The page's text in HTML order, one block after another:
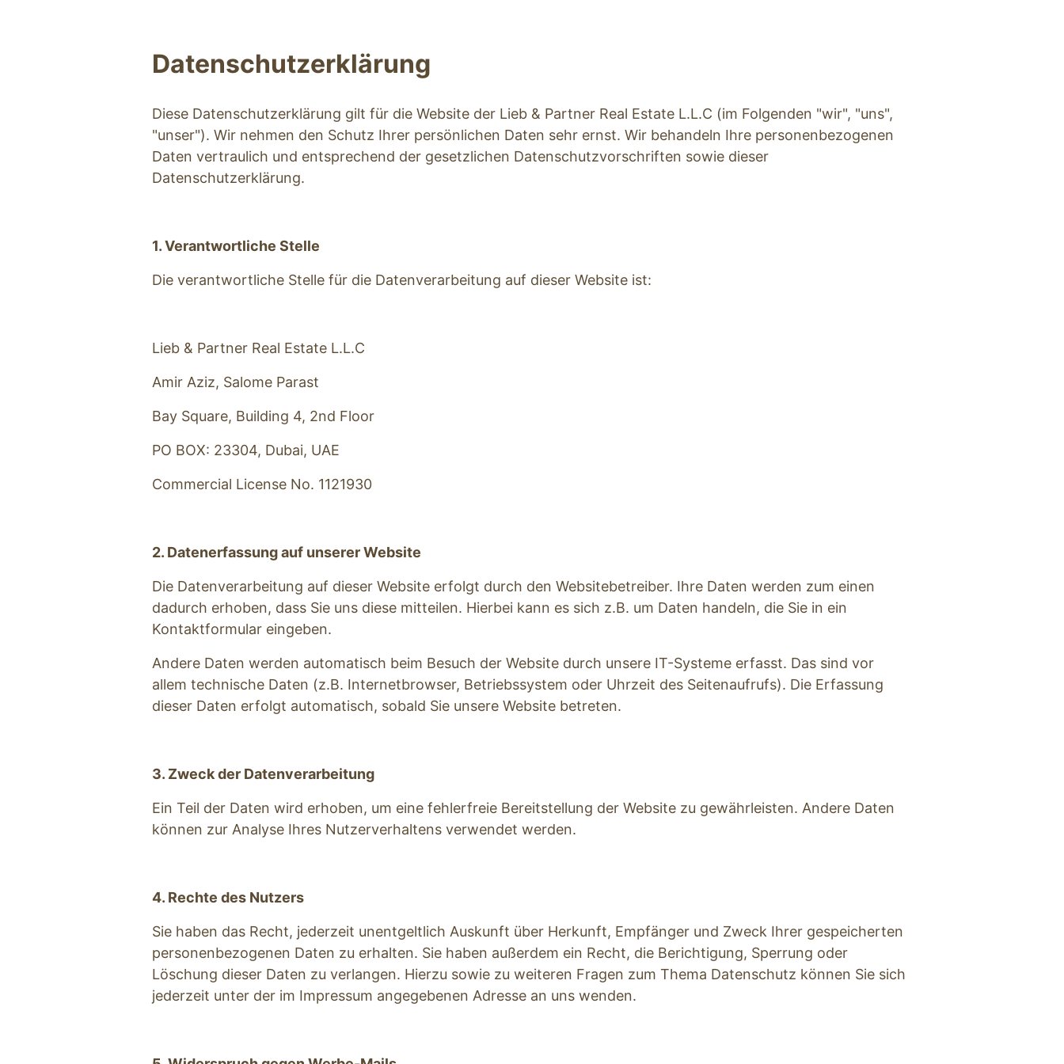
Datenschutzerklärung
Diese Datenschutzerklärung gilt für die Website der Lieb & Partner Real Estate L.L.C (im Folgenden "wir", "uns",
"unser"). Wir nehmen den Schutz Ihrer persönlichen Daten sehr ernst. Wir behandeln Ihre personenbezogenen
Daten vertraulich und entsprechend der gesetzlichen Datenschutzvorschriften sowie dieser
Datenschutzerklärung.
1. Verantwortliche Stelle
Die verantwortliche Stelle für die Datenverarbeitung auf dieser Website ist:
Lieb & Partner Real Estate L.L.C
Amir Aziz, Salome Parast
Bay Square, Building 4, 2nd Floor
PO BOX: 23304, Dubai, UAE
Commercial License No. 1121930
2. Datenerfassung auf unserer Website
Die Datenverarbeitung auf dieser Website erfolgt durch den Websitebetreiber. Ihre Daten werden zum einen
dadurch erhoben, dass Sie uns diese mitteilen. Hierbei kann es sich z.B. um Daten handeln, die Sie in ein
Kontaktformular eingeben.
Andere Daten werden automatisch beim Besuch der Website durch unsere IT-Systeme erfasst. Das sind vor
allem technische Daten (z.B. Internetbrowser, Betriebssystem oder Uhrzeit des Seitenaufrufs). Die Erfassung
dieser Daten erfolgt automatisch, sobald Sie unsere Website betreten.
3. Zweck der Datenverarbeitung
Ein Teil der Daten wird erhoben, um eine fehlerfreie Bereitstellung der Website zu gewährleisten. Andere Daten
können zur Analyse Ihres Nutzerverhaltens verwendet werden.
4. Rechte des Nutzers
Sie haben das Recht, jederzeit unentgeltlich Auskunft über Herkunft, Empfänger und Zweck Ihrer gespeicherten
personenbezogenen Daten zu erhalten. Sie haben außerdem ein Recht, die Berichtigung, Sperrung oder
Löschung dieser Daten zu verlangen. Hierzu sowie zu weiteren Fragen zum Thema Datenschutz können Sie sich
jederzeit unter der im Impressum angegebenen Adresse an uns wenden.